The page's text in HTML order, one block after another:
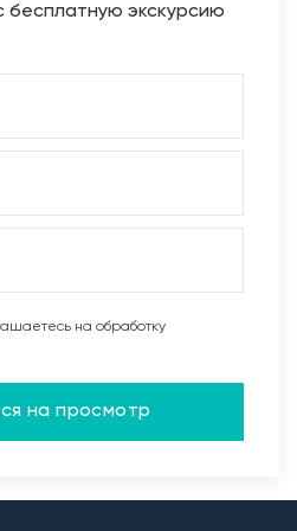
бесплатную экскурсию
на обработку
на просмотр